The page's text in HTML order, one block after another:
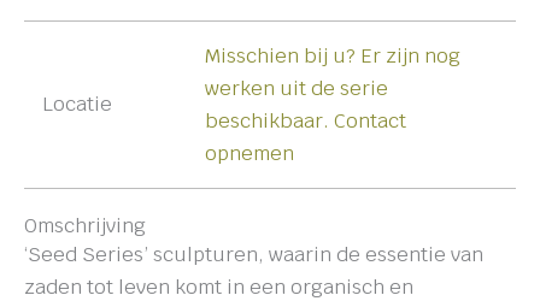
Locatie
Misschien bij u? Er zijn nog
werken uit de serie
beschikbaar. Contact
opnemen
Omschrijving
‘Seed Series’ sculpturen, waarin de essentie van
zaden tot leven komt in een organisch en